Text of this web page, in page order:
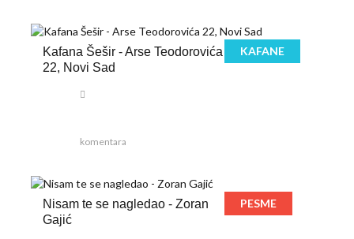
Kafana Šešir - Arse Teodorovića
22, Novi Sad
KAFANE
komentara
Nisam te se nagledao - Zoran
Gajić
PESME